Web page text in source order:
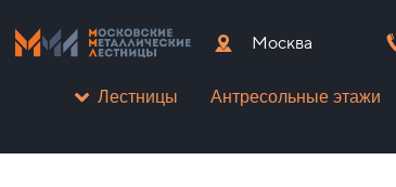
Москва
Лестницы Антресольные этажи